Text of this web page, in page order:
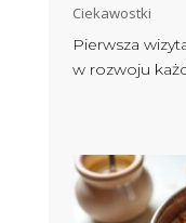
Ciekawostki
Pierwsza
w rozwoju